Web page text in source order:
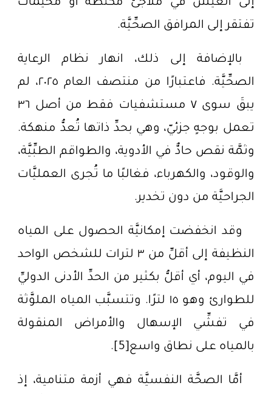
إلى العيش في ملاجئ مكتظَّة أو مخيَّمات
تفتقر إلى المرافق الصحِّيَّة.
بالإضافة إلى ذلك، انهار نظام الرعاية
الصحِّيَّة. فاعتبارًا من منتصف العام ٢٠٢٥، لم
يبقَ سوى ٧ مستشفيات فقط من أصل ٣٦
تعمل بوجهٍ جزئيّ، وهي بحدِّ ذاتها تُعدُّ منهكة.
وثمَّة نقص حادٌّ في الأدوية، والطواقم الطبِّيَّة،
والوقود، والكهرباء، فغالبًا ما تُجرى العمليَّات
الجراحيَّة من دون تخدير.
وقد انخفضت إمكانيَّة الحصول على المياه
النظيفة إلى أقلِّ من ٣ لترات للشخص الواحد
في اليوم، أي أقلُّ بكثير من الحدِّ الأدنى الدوليِّ
للطوارئ وهو ١٥ لترًا. وتتسبَّب المياه الملوَّثة
في تفشِّي الإسهال والأمراض المنقولة
بالمياه على نطاق واسع[5].
أمَّا الصحَّة النفسيَّة فهي أزمة متنامية، إذ